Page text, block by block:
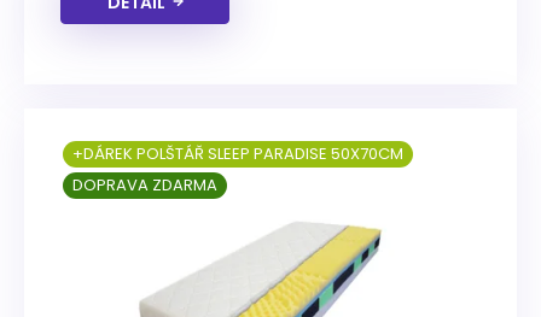
+DÁREK POLŠTÁŘ SLEEP PARADISE 50X70CM
DOPRAVA ZDARMA